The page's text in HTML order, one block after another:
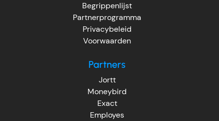
Begrippenlijst
Partnerprogramma
Privacybeleid
Voorwaarden
Partners
Jortt
Moneybird
Exact
Employes